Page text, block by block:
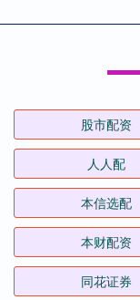
股市配资
人人配
本信选配
本财配资
同花证券